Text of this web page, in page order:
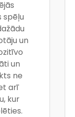
spēļu
un
un
ne
arī
kur